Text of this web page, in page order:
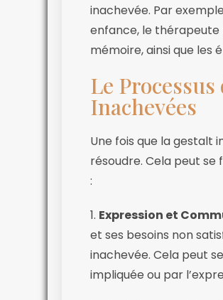
inachevée. Par
enfance, le thérapeute
mémoire, ainsi que les
Le
Inachevées
Une fois que la gestalt
résoudre. Cela peut
:
1. Expression et
et ses besoins non
inachevée. Cela peut
impliquée ou par